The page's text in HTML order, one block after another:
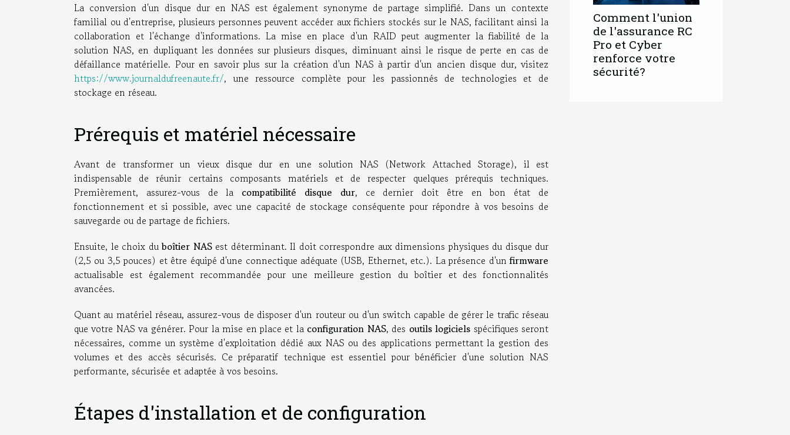
La conversion d'un disque dur en NAS est également synonyme de partage simplifié. Dans un contexte
familial ou d'entreprise, plusieurs personnes peuvent accéder aux fichiers stockés sur le NAS, facilitant ainsi la
collaboration et l'échange d'informations. La mise en place d'un RAID peut augmenter la fiabilité de la
solution NAS, en dupliquant les données sur plusieurs disques, diminuant ainsi le risque de perte en cas de
défaillance matérielle. Pour en savoir plus sur la création d'un NAS à partir d'un ancien disque dur, visitez
https://www.journaldufreenaute.fr/, une ressource complète pour les passionnés de technologies et de
stockage en réseau.
Prérequis et matériel nécessaire
Avant de transformer un vieux disque dur en une solution NAS (Network Attached Storage), il est
indispensable de réunir certains composants matériels et de respecter quelques prérequis techniques.
Premièrement, assurez-vous de la compatibilité disque dur, ce dernier doit être en bon état de
fonctionnement et si possible, avec une capacité de stockage conséquente pour répondre à vos besoins de
sauvegarde ou de partage de fichiers.
Ensuite, le choix du boîtier NASest déterminant. Il doit correspondre aux dimensions physiques du disque dur
(2,5 ou 3,5 pouces) et être équipé d'une connectique adéquate (USB, Ethernet, etc.). La présence d'unfirmware
actualisable est également recommandée pour une meilleure gestion du boîtier et des fonctionnalités
avancées.
Quant au matériel réseau, assurez-vous de disposer d'un routeur ou d'un switch capable de gérer le trafic réseau
que votre NAS va générer. Pour la mise en place et la configuration NAS, des outils logiciels spécifiques seront
nécessaires, comme un système d'exploitation dédié aux NAS ou des applications permettant la gestion des
volumes et des accès sécurisés. Ce préparatif technique est essentiel pour bénéficier d'une solution NAS
performante, sécurisée et adaptée à vos besoins.
Étapes d'installation et de configuration
Comment l'union
de l'assurance RC
Pro et Cyber
renforce votre
sécurité?